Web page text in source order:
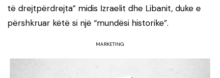
të drejtpërdrejta” midis Izraelit dhe Libanit, duke e
përshkruar këtë si një “mundësi historike”.
MARKETING